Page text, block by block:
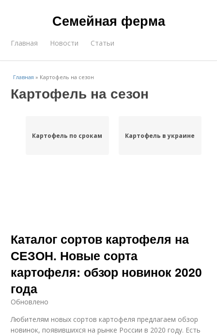
Семейная ферма
Главная Новости Статьи
Главная » Картофель на сезон
Картофель на сезон
Картофель по срокам Картофель в украине
Каталог сортов картофеля на
СЕЗОН. Новые сорта
картофеля: обзор новинок 2020
года
Обновлено
Любителям новых сортов картофеля предлагаем обзор
новинок, появившихся на рынке России в 2020 году. Есть